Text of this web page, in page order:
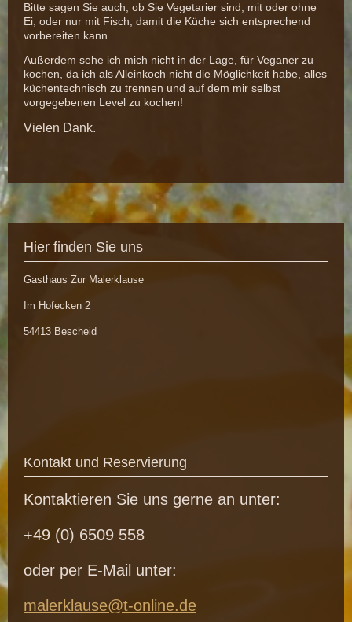
Bitte sagen Sie auch, ob Sie Vegetarier sind, mit oder ohne
Ei, oder nur mit Fisch, damit die Küche sich entsprechend
vorbereiten kann.
Außerdem sehe ich mich nicht in der Lage, für Veganer zu
kochen, da ich als Alleinkoch nicht die Möglichkeit habe, alles
küchentechnisch zu trennen und auf dem mir selbst
vorgegebenen Level zu kochen!
Vielen Dank.
Hier finden Sie uns
Gasthaus Zur Malerklause
Im Hofecken 2
54413 Bescheid
Kontakt und Reservierung
Kontaktieren Sie uns gerne an unter:
+49 (0) 6509 558
oder per E-Mail unter:
malerklause@t-online.de